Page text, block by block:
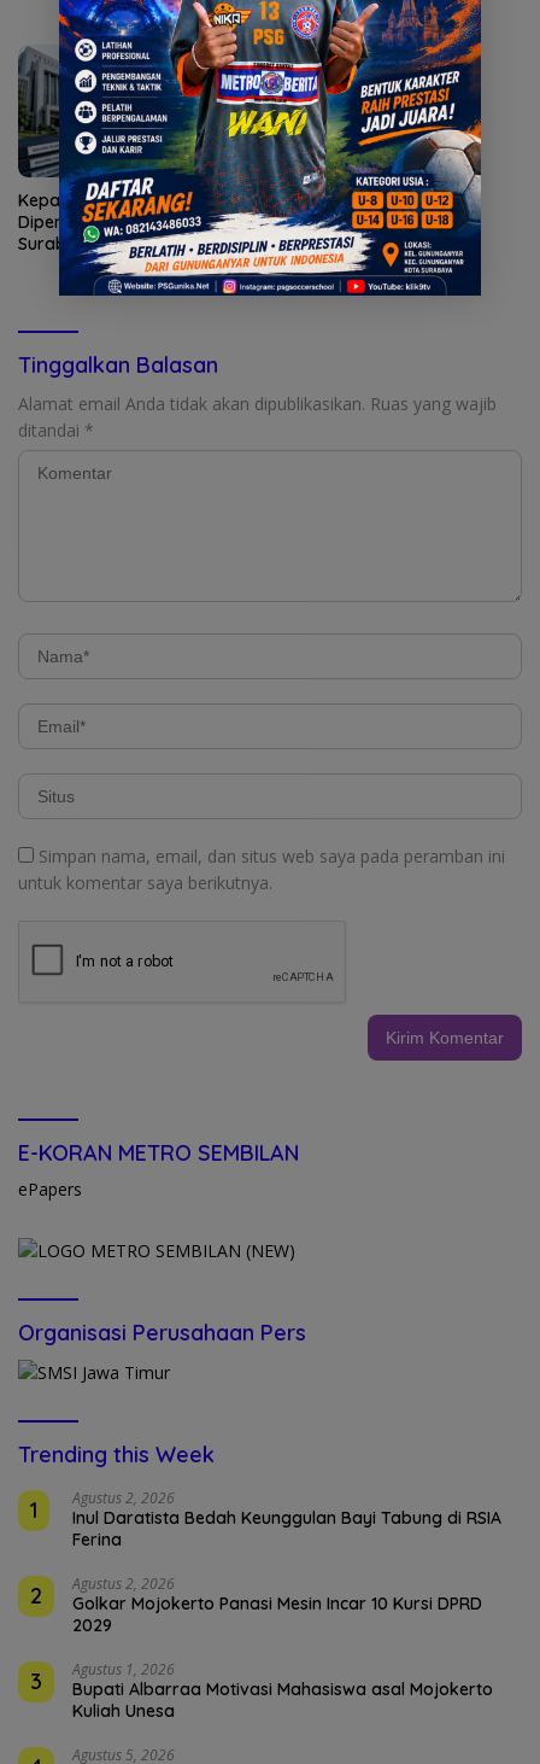
Kepatuhan AG Ny Suharti
Diperiksa Otoritas Pajak
Surabaya
Tinggalkan Balasan
Alamat email Anda tidak akan dipublikasikan. Ruas yang wajib
ditandai *
Simpan nama, email, dan situs web saya pada peramban ini
untuk komentar saya berikutnya.
E-KORAN METRO SEMBILAN
ePapers
Organisasi Perusahaan Pers
Trending this Week
1
Agustus 2, 2026
Inul Daratista Bedah Keunggulan Bayi Tabung di RSIA
Ferina
2 Agustus 2, 2026
Golkar Mojokerto Panasi Mesin Incar 10 Kursi DPRD
2029
3 Agustus 1, 2026
Bupati Albarraa Motivasi Mahasiswa asal Mojokerto
Kuliah Unesa
Agustus 5, 2026